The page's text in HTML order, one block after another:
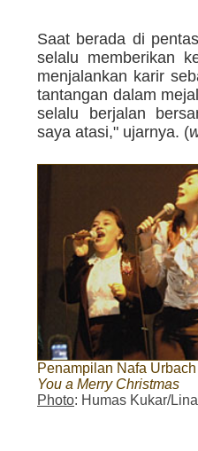
Saat berada di
selalu memberikan
menjalankan karir
tantangan dalam
selalu berjalan
saya atasi," ujarnya. (
Penampilan Nafa
You a Merry Christmas
Photo: Humas Kukar/Lina